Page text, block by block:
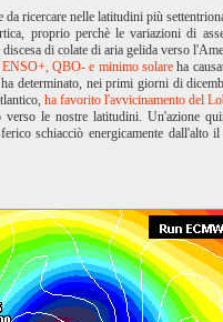
da ricercare nelle latitudini più
proprio perchè le variazioni di
di colate di aria gelida verso
ENSO+, QBO- e minimo solareha
ha determinato, nei primi giorni di
ha favorito l'avvicinamento del
le nostre latitudini. Un'azione
schiacciò energicamente dall'alto